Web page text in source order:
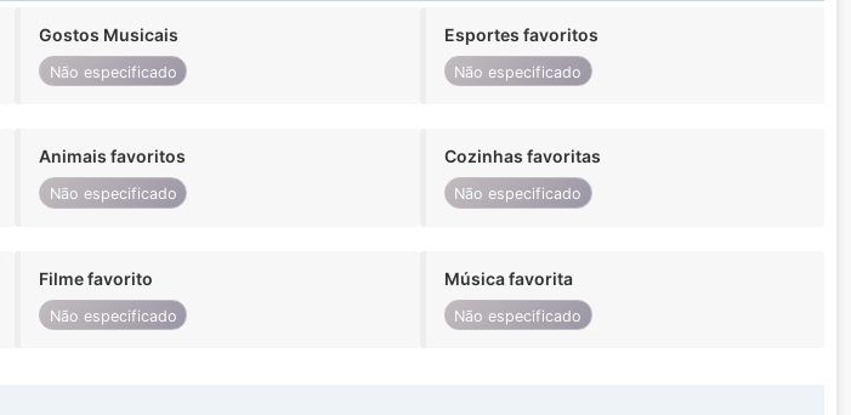
Gostos Musicais
Não especificado
Esportes favoritos
Não especificado
Animais favoritos
Não especificado
Cozinhas favoritas
Não especificado
Filme favorito
Não especificado
Música favorita
Não especificado